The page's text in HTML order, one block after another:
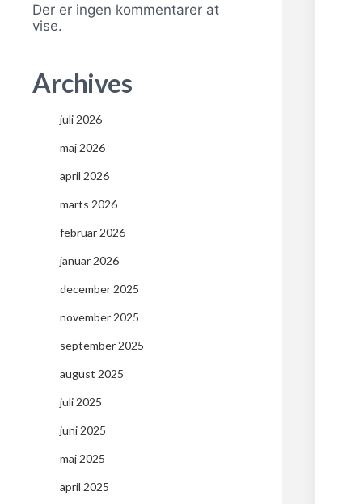
Der er ingen kommentarer at
vise.
Archives
juli 2026
maj 2026
april 2026
marts 2026
februar 2026
januar 2026
december 2025
november 2025
september 2025
august 2025
juli 2025
juni 2025
maj 2025
april 2025